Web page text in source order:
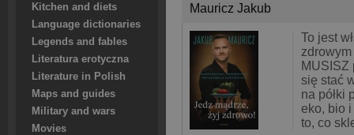
Kitchen and diets
Language dictionaries
Legends and fables
Literatura erotyczna
Literature in Polish
Maps and guides
Military and wars
Movies
Mauricz Jakub
To jest
MUSISZ
się stać
na półki
eko, bio
to, co